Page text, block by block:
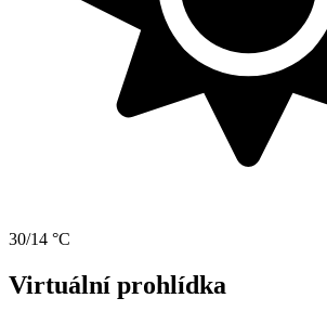
30/14 °C
Virtuální prohlídka